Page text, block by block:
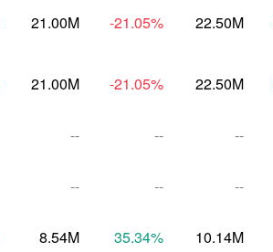
21.00M -21.05% 22.50M
21.00M -21.05% 22.50M
-- -- --
-- -- --
8.54M 35.34% 10.14M